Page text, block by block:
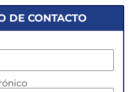
DE CONTACTO